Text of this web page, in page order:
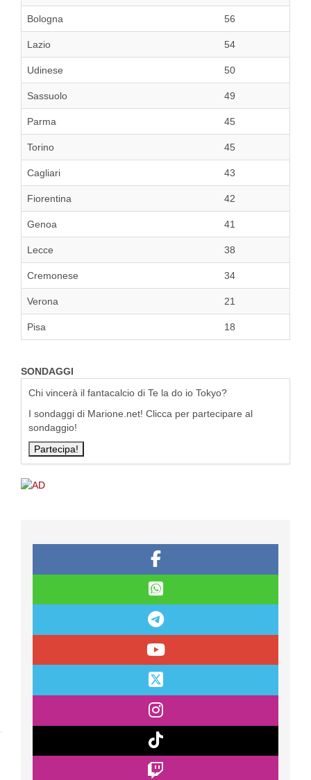
Bologna 56
Lazio 54
Udinese 50
Sassuolo 49
Parma 45
Torino 45
Cagliari 43
Fiorentina 42
Genoa 41
Lecce 38
Cremonese 34
Verona 21
Pisa 18
SONDAGGI
Chi vincerà il fantacalcio di Te la do io Tokyo?
I sondaggi di Marione.net! Clicca per partecipare al
sondaggio!